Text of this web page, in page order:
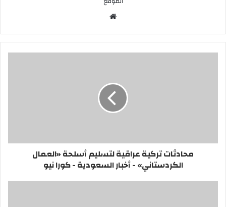
محادثات تركية عراقية لتسليم أسلحة «العمال
الكردستاني» - أخبار السعودية - كورا نيو